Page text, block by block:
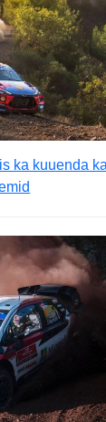
ka kuuenda